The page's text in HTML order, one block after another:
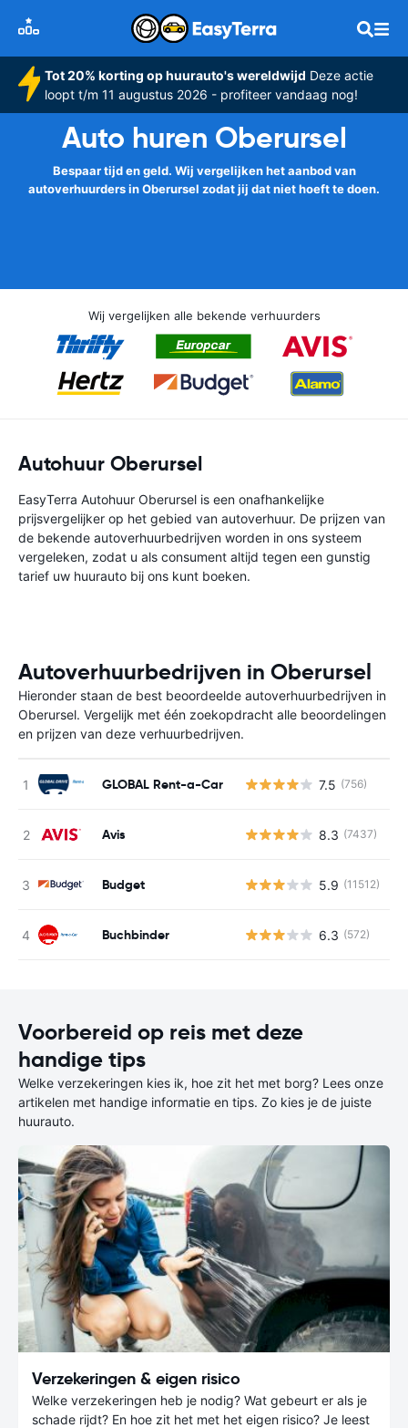
Tot 20% korting op huurauto's wereldwijd Deze actie
loopt t/m 11 augustus 2026 - profiteer vandaag nog!
Auto huren Oberursel
Bespaar tijd en geld. Wij vergelijken het aanbod van
autoverhuurders in Oberursel zodat jij dat niet hoeft te doen.
Wij vergelijken alle bekende verhuurders
Autohuur Oberursel
EasyTerra Autohuur Oberursel is een onafhankelijke
prijsvergelijker op het gebied van autoverhuur. De prijzen van
de bekende autoverhuurbedrijven worden in ons systeem
vergeleken, zodat u als consument altijd tegen een gunstig
tarief uw huurauto bij ons kunt boeken.
Autoverhuurbedrijven in Oberursel
Hieronder staan de best beoordeelde autoverhuurbedrijven in
Oberursel. Vergelijk met één zoekopdracht alle beoordelingen
en prijzen van deze verhuurbedrijven.
GLOBAL Rent-a-Car 7.5 (756)
Avis 8.3 (7437)
Budget 5.9 (11512)
Buchbinder 6.3 (572)
Voorbereid op reis met deze
handige tips
Welke verzekeringen kies ik, hoe zit het met borg? Lees onze
artikelen met handige informatie en tips. Zo kies je de juiste
huurauto.
Verzekeringen & eigen risico
Welke verzekeringen heb je nodig? Wat gebeurt er als je
schade rijdt? En hoe zit het met het eigen risico? Je leest